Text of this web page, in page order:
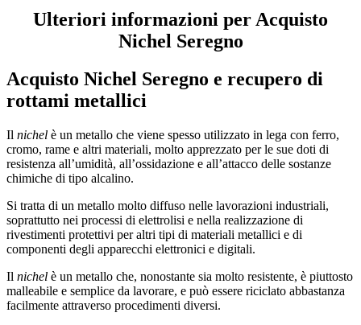
Ulteriori informazioni per Acquisto
Nichel Seregno
Acquisto Nichel Seregno e recupero di
rottami metallici
Il nichel è un metallo che viene spesso utilizzato in lega con ferro,
cromo, rame e altri materiali, molto apprezzato per le sue doti di
resistenza all’umidità, all’ossidazione e all’attacco delle sostanze
chimiche di tipo alcalino.
Si tratta di un metallo molto diffuso nelle lavorazioni industriali,
soprattutto nei processi di elettrolisi e nella realizzazione di
rivestimenti protettivi per altri tipi di materiali metallici e di
componenti degli apparecchi elettronici e digitali.
Il nichel è un metallo che, nonostante sia molto resistente, è piuttosto
malleabile e semplice da lavorare, e può essere riciclato abbastanza
facilmente attraverso procedimenti diversi.